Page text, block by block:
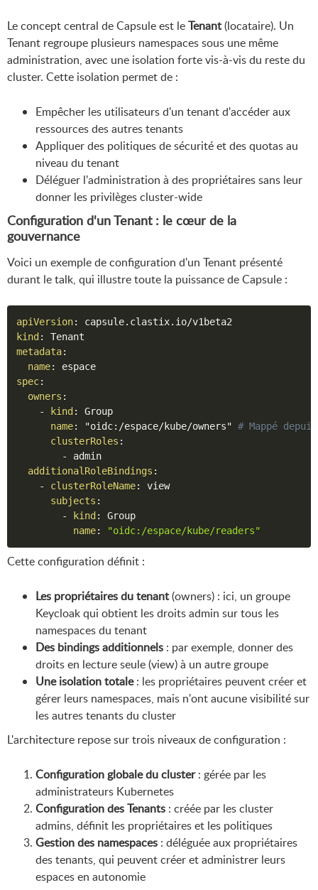
Le concept central de Capsule est leTenant(locataire). Un
Tenant regroupe plusieurs namespaces sous une même
administration, avec une isolation forte vis-à-vis du reste du
cluster. Cette isolation permet de :
Empêcher les utilisateurs d'un tenant d'accéder aux
ressources des autres tenants
Appliquer des politiques de sécurité et des quotas au
niveau du tenant
Déléguer l'administration à des propriétaires sans leur
donner les privilèges cluster-wide
Configuration d'un Tenant : le cœur de la
gouvernance
Voici un exemple de configuration d'un Tenant présenté
durant le talk, qui illustre toute la puissance de Capsule :
apiVersion:
kind :
metadata:
name:
spec:
owners :
-
kind :
Group
name: "oidc: /espace/kube/owners" # Mappé
clusterRoles :
-
admin
additionalRoleBindings :
-
clusterRoleName:
view
subjects :
-
kind :
Group
name: "oidc:/espace/kube/readers"
Cette configuration définit :
Les propriétaires du tenant(owners) : ici, un groupe
Keycloak qui obtient les droits admin sur tous les
namespaces du tenant
Des bindings additionnels : par exemple, donner des
droits en lecture seule (view) à un autre groupe
Une isolation totale: les propriétaires peuvent créer et
gérer leurs namespaces, mais n'ont aucune visibilité sur
les autres tenants du cluster
L'architecture repose sur trois niveaux de configuration :
Configuration globale du cluster: gérée par les
administrateurs Kubernetes
Configuration des Tenants : créée par les cluster
admins, définit les propriétaires et les politiques
Gestion des namespaces : déléguée aux propriétaires
des tenants, qui peuvent créer et administrer leurs
espaces en autonomie